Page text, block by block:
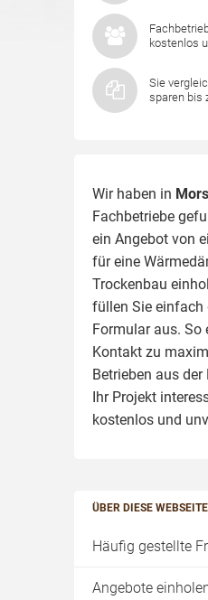
kostenlos
Sie
sparen bis
Wir haben in
Fachbetriebe
ein Angebot von
für eine
Trockenbau
füllen Sie einfach
Formular aus. So
Kontakt zu
Betrieben aus
Ihr Projekt
kostenlos und
ÜBER DIESE WEBSEITE
Häufig gestellte
Angebote